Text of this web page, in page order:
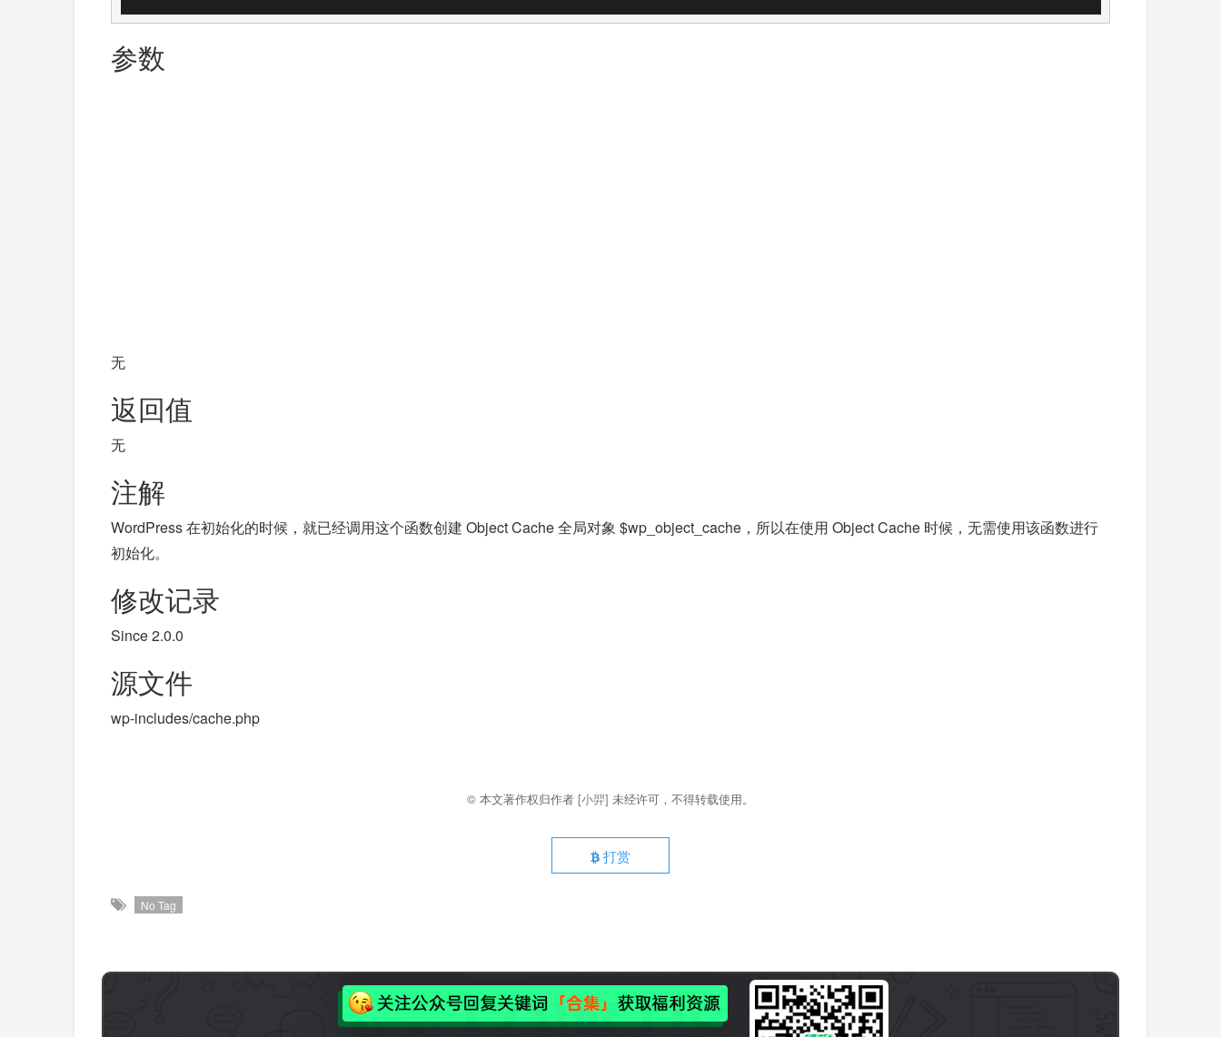
参数
无
返回值
无
注解
WordPress 在初始化的时候，就已经调用这个函数创建 Object Cache 全局对象 $wp_object_cache，所以在使用 Object Cache 时候，无需使用该函数进行
初始化。
修改记录
Since 2.0.0
源文件
wp-includes/cache.php
© 本文著作权归作者 [小羿] 未经许可，不得转载使用。
打赏
No Tag